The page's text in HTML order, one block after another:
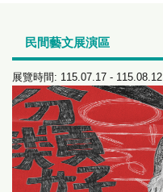
民間藝文展演區
展覽時間: 115.07.17 - 115.08.12